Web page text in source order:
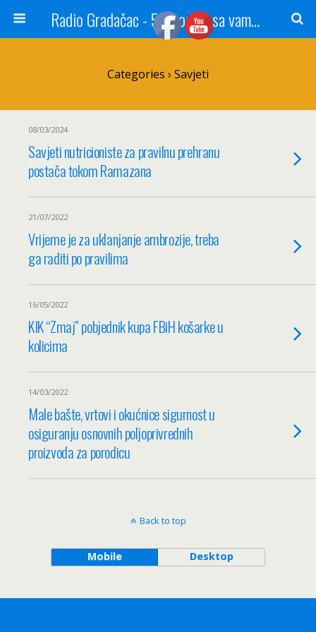
Radio Gradačac - 56 godina sa vama...
Categories › Savjeti
08/03/2024
Savjeti nutricioniste za pravilnu prehranu
postača tokom Ramazana
21/07/2022
Vrijeme je za uklanjanje ambrozije, treba
ga raditi po pravilima
16/05/2022
KIK “Zmaj” pobjednik kupa FBiH košarke u
kolicima
14/03/2022
Male bašte, vrtovi i okućnice sigurnost u
osiguranju osnovnih poljoprivrednih
proizvoda za porodicu
Back to top
Mobile Desktop